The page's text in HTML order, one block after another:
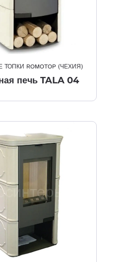
ROMOTOP (ЧЕХИЯ)
печь TALA 04